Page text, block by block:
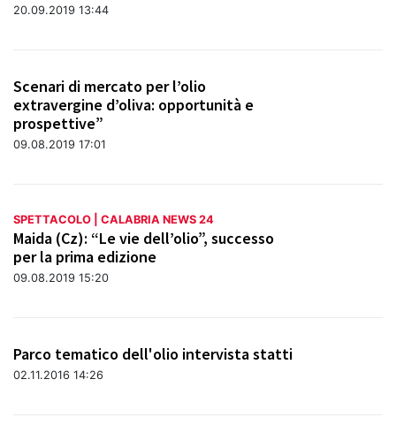
20.09.2019 13:44
Scenari di mercato per l’olio
extravergine d’oliva: opportunità e
prospettive”
09.08.2019 17:01
SPETTACOLO | CALABRIA NEWS 24
Maida (Cz): “Le vie dell’olio”, successo
per la prima edizione
09.08.2019 15:20
Parco tematico dell'olio intervista statti
02.11.2016 14:26